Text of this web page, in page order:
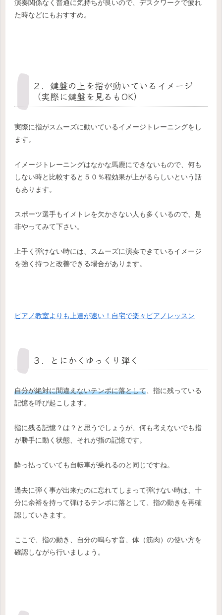
演奏関係なく普通に気持ちが良いので、デスクワークで疲れ
た時などにもおすすめ。
２．鍵盤の上を指が動いているイメージ
（実際に鍵盤を見るもOK）
実際に指がスムーズに動いているイメージトレーニングをし
ます。
イメージトレーニングはなかな馬鹿にできないもので、何も
しない時と比較すると５０％程効果が上がるらしいという話
もあります。
スポーツ選手もイメトレを欠かさない人も多くいるので、是
非やってみて下さい。
上手く弾けない時には、スムーズに演奏できているイメージ
を強く持つと改善できる場合があります。
ピアノ教室よりも上達が速い！自宅で楽々ピアノレッスン
３．とにかくゆっくり弾く
自分が絶対に間違えないテンポに落として 、指に残っている
記憶を呼び起こします。
指に残る記憶？は？と思うでしょうが、何も考えないでも指
が勝手に動く状態、それが指の記憶です。
酔っ払っていても自転車が乗れるのと同じですね。
過去に弾く事が出来たのに忘れてしまって弾けない時は、十
分に余裕を持って弾けるテンポに落として、指の動きを再確
認していきます。
ここで、指の動き、自分の鳴らす音、体（筋肉）の使い方を
確認しながら行いましょう。